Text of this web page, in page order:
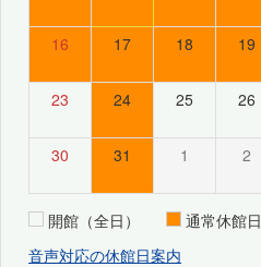
16 17 18 19
23 24 25 26
30 31 1 2
開館（全日） 通常休館日
音声対応の休館日案内